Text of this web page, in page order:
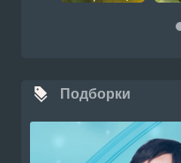
Подборки